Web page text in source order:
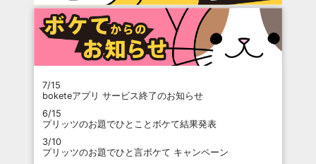
7/15
boketeアプリ サービス終了のお知らせ
6/15
プリッツのお題でひとことボケて結果発表
3/10
プリッツのお題でひと言ボケて キャンペーン